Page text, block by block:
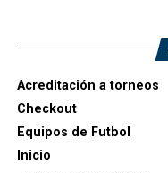
Acreditación a torneos
Checkout
Equipos de Futbol
Inicio